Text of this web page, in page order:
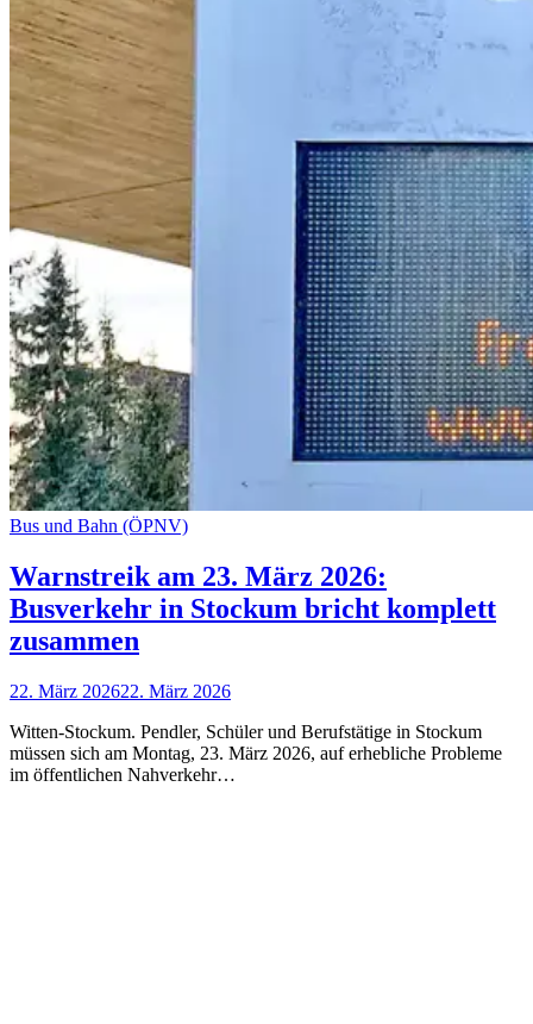
Bus und Bahn (ÖPNV)
Warnstreik am 23. März 2026:
Busverkehr in Stockum bricht komplett
zusammen
22. März 202622. März 2026
Witten-Stockum. Pendler, Schüler und Berufstätige in Stockum
müssen sich am Montag, 23. März 2026, auf erhebliche Probleme
im öffentlichen Nahverkehr…